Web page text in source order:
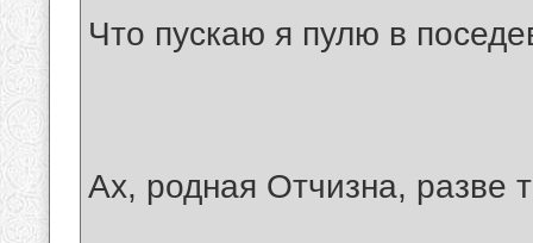
Что пускаю я пулю в
Ах, родная Отчизна, разве